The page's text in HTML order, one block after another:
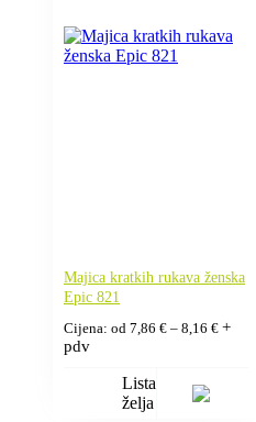
Majica kratkih rukava ženska
Epic 821
Cijena: od 7,86 € – 8,16 €Raspon
+
pdv
Lista
želja